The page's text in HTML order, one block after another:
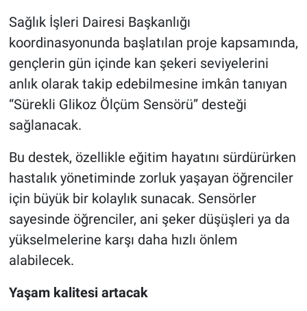
Sağlık İşleri Dairesi Başkanlığı
koordinasyonunda başlatılan proje kapsamında,
gençlerin gün içinde kan şekeri seviyelerini
anlık olarak takip edebilmesine imkân tanıyan
“Sürekli Glikoz Ölçüm Sensörü” desteği
sağlanacak.
Bu destek, özellikle eğitim hayatını sürdürürken
hastalık yönetiminde zorluk yaşayan öğrenciler
için büyük bir kolaylık sunacak. Sensörler
sayesinde öğrenciler, ani şeker düşüşleri ya da
yükselmelerine karşı daha hızlı önlem
alabilecek.
Yaşam kalitesi artacak